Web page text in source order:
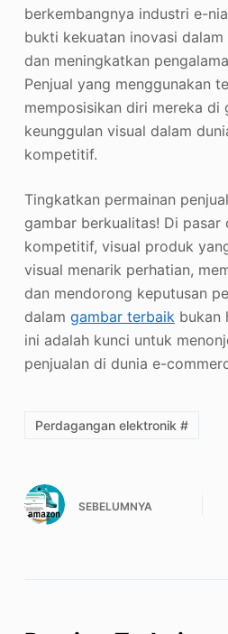
berkembangnya industri e-
bukti kekuatan inovasi dalam
dan meningkatkan
Penjual yang menggunakan
memposisikan diri mereka di
keunggulan visual dalam
kompetitif.
Tingkatkan permainan
gambar berkualitas! Di pasar
kompetitif, visual produk
visual menarik perhatian,
dan mendorong keputusan
dalam gambar terbaik bukan
ini adalah kunci untuk
penjualan di dunia e-
Perdagangan elektronik #
SEBELUMNYA